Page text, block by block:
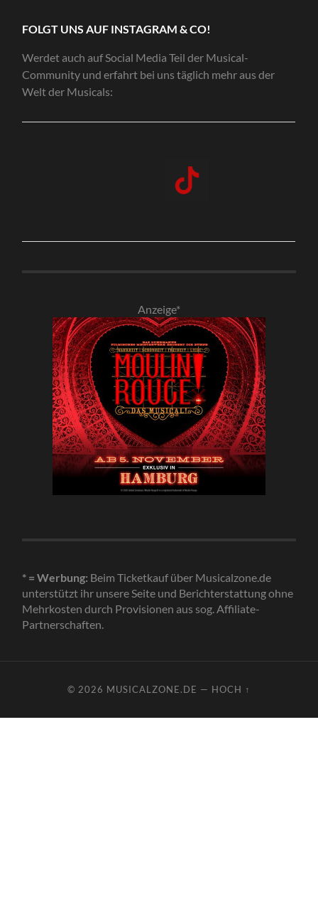
FOLGT UNS AUF INSTAGRAM & CO!
Werdet auch auf Social Media Teil der Musical-
Community und erfahrt bei uns täglich mehr aus der
Welt der Musicals:
Anzeige*
* = Werbung: Beim Ticketkauf über Musicalzone.de
unterstützt ihr unsere Seite und Berichterstattung ohne
Mehrkosten durch Provisionen aus sog. Affiliate-
Partnerschaften.
© 2026 MUSICALZONE.DE — HOCH ↑